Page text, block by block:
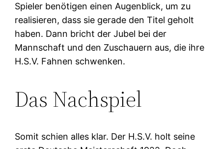
Spieler benötigen einen Augenblick, um zu
realisieren, dass sie gerade den Titel geholt
haben. Dann bricht der Jubel bei der
Mannschaft und den Zuschauern aus, die ihre
H.S.V. Fahnen schwenken.
Das Nachspiel
Somit schien alles klar. Der H.S.V. holt seine